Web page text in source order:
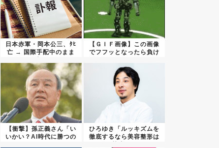
日本赤軍・岡本公三、ﾀﾋ
亡 → 国際手配中のまま
【ＧＩＦ画像】この画像
でフフッとなったら負け
【衝撃】孫正義さん「い
いかい？AI時代に勝つの
ひろゆき「ルッキズムを
徹底するなら美容整形は